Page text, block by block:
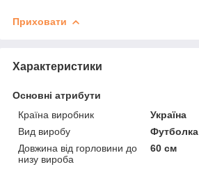
Приховати
Характеристики
Основні атрибути
Країна виробник
Україна
Вид виробу
Футболка
Довжина від горловини до
низу вироба
60 см